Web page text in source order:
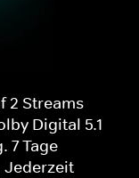
2 Streams
Digital 5.1
7 Tage
Jederzeit